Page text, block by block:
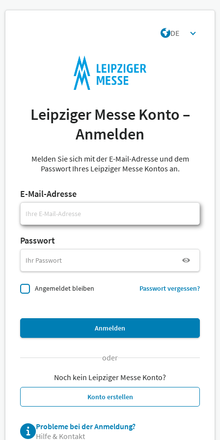
DE
Leipziger Messe Konto –
Anmelden
Melden Sie sich mit der E-Mail-Adresse und dem
Passwort Ihres Leipziger Messe Kontos an.
E-Mail-Adresse
Passwort
Angemeldet bleiben Passwort vergessen?
Anmelden
oder
Noch kein Leipziger Messe Konto?
Konto erstellen
Probleme bei der Anmeldung?
Hilfe & Kontakt